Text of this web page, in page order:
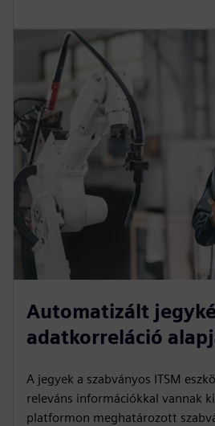
Automatizált
adatkorreláció
A jegyek a szabványos ITSM
releváns információkkal vannak
platformon meghatározott